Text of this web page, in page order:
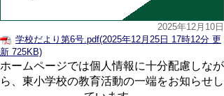
2025年12月10日
学校だより第6号.pdf(2025年12月25日 17時12分 更
新 725KB)
ホームページでは個人情報に十分配慮しなが
ら、東小学校の教育活動の一端をお知らせし